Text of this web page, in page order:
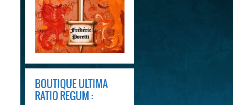
BOUTIQUE ULTIMA
RATIO REGUM :